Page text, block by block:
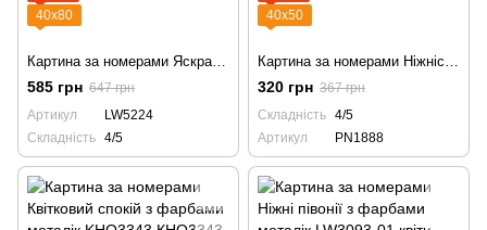
40х80
585 грн 647 грн
Артикул
LW5224
Складність 4/5
40х50
320 грн 367 грн
Складність 4/5
Артикул
PN1888